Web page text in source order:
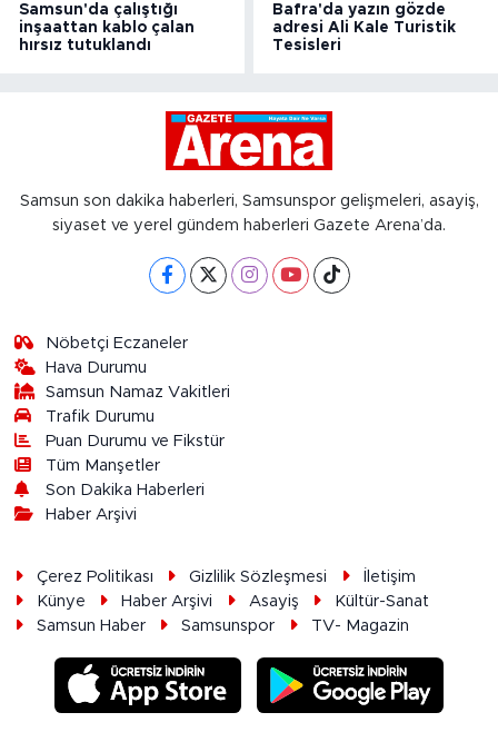
Samsun'da çalıştığı
inşaattan kablo çalan
hırsız tutuklandı
Bafra'da yazın gözde
adresi Ali Kale Turistik
Tesisleri
Samsun son dakika haberleri, Samsunspor gelişmeleri, asayiş,
siyaset ve yerel gündem haberleri Gazete Arena’da.
Nöbetçi Eczaneler
Hava Durumu
Samsun Namaz Vakitleri
Trafik Durumu
Puan Durumu ve Fikstür
Tüm Manşetler
Son Dakika Haberleri
Haber Arşivi
Çerez Politikası Gizlilik Sözleşmesi
İletişim
Künye
Haber Arşivi Asayiş
Kültür-Sanat
Samsun Haber
Samsunspor TV- Magazin